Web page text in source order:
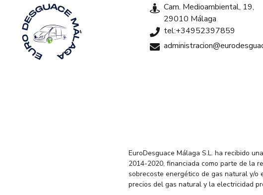
Cam. Medioambiental, 19,
29010 Málaga
tel:+34952397859
EuroDesguace Málaga S.L. ha recibido
2014-2020, financiada como parte de la
sobrecoste energético de gas natural y/o
precios del gas natural y la electricidad